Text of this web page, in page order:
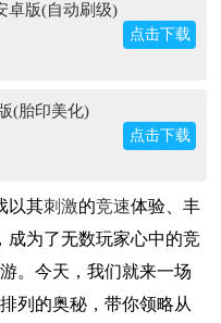
卓版(自动刷级)
点击下载
(胎印美化)
点击下载
以其刺激的竞速体验、丰
成为了无数玩家心中的竞
。今天，我们就来一场
列的奥秘，带你领略从